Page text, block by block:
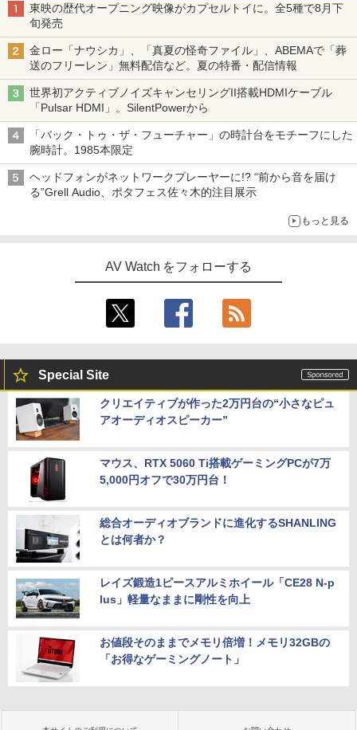
東映の歴代オープニング映像がカプセルトイに。全5種で8月下
旬発売
金ロー「ナウシカ」、「真夏の怪奇ファイル」、ABEMAで「葬
送のフリーレン」無料配信など。夏の特番・配信情報
世界初アクティブノイズキャンセリングII搭載HDMIケーブル
「Pulsar HDMI」。SilentPowerから
「バック・トゥ・ザ・フューチャー」の時計台をモチーフにした
腕時計。1985本限定
ヘッドフォンがネットワークプレーヤーに!? “前から音を届け
る”Grell Audio、ポタフェス佐々木的注目展示
もっと見る
AV Watch をフォローする
Special Site
クリエイティブが作った2万円台の“小さなピュ
アオーディオスピーカー”
マウス、RTX 5060 Ti搭載ゲーミングPCが7万
5,000円オフで30万円台！
総合オーディオブランドに進化するSHANLING
とは何者か？
レイズ鍛造1ピースアルミホイール「CE28 N-p
lus」軽量なままに剛性を向上
お値段そのままでメモリ倍増！メモリ32GBの
「お得なゲーミングノート」